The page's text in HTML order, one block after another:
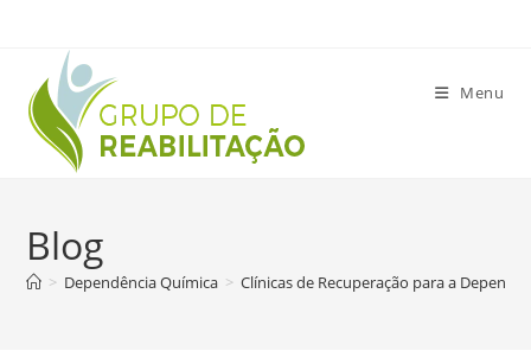
conteúdo
Menu
Blog
> Dependência Química > Clínicas de Recuperação para a